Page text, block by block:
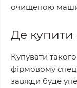
очищеною
Де купити
Купувати
фірмовому
завжди буде